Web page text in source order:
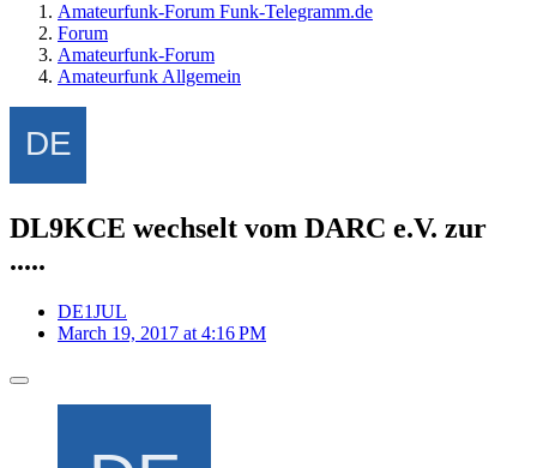
Amateurfunk-Forum Funk-Telegramm.de
Forum
Amateurfunk-Forum
Amateurfunk Allgemein
DL9KCE wechselt vom DARC e.V. zur
.....
DE1JUL
March 19, 2017 at 4:16 PM